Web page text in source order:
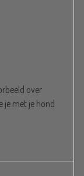
over
je met je hond